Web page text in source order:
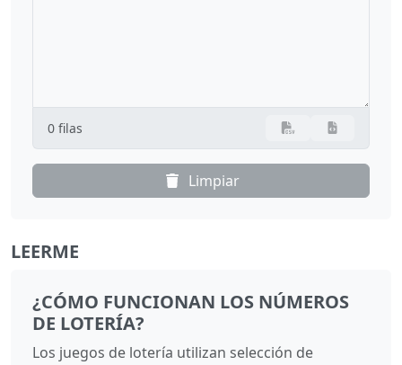
0 filas
Limpiar
LEERME
¿CÓMO FUNCIONAN LOS NÚMEROS
DE LOTERÍA?
Los juegos de lotería utilizan selección de